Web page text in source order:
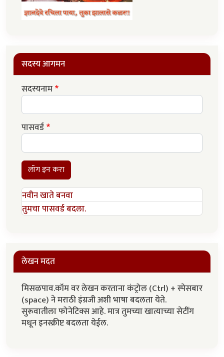
सदस्य आगमन
सदस्यनाम
पासवर्ड
लॉग इन करा
नवीन खाते बनवा
तुमचा पासवर्ड बदला.
लेखन मदत
मिसळपाव.कॉम वर लेखन करताना कंट्रोल (Ctrl) + स्पेसबार
(space) ने मराठी इंग्रजी अशी भाषा बदलता येते.
सुरूवातीला फोनेटिक्स आहे. मात्र तुमच्या खात्याच्या सेटींग
मधून इनस्क्रीप्ट बदलता येईल.